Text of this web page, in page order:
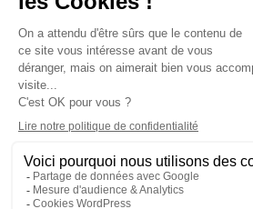
Contactez-nous-Mentions légales
confidentialité-Gestion des cookies